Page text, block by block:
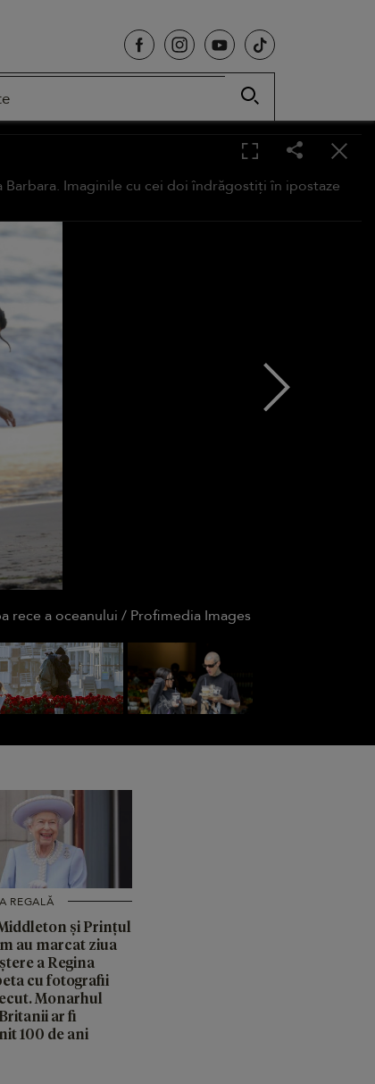
Barbara. Imaginile cu cei doi îndrăgostiți în ipostaze
rece a oceanului / Profimedia Images
REGALĂ
și Prințul
au marcat ziua
a Regina
cu fotografii
Monarhul
ar fi
100 de ani